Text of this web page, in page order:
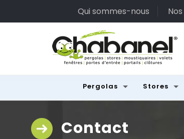
Qui sommes-nous
Pergolas Stores
Contact